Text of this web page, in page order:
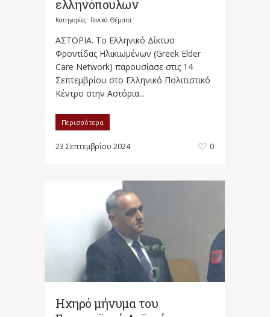
ελληνόπουλων
Κατηγορίες: Γενικά Θέματα
ΑΣΤΟΡΙΑ. Το Ελληνικό Δίκτυο
Φροντίδας Ηλικιωμένων (Greek Elder
Care Network) παρουσίασε στις 14
Σεπτεμβρίου στο Ελληνικό Πολιτιστικό
Κέντρο στην Αστόρια...
Περισσότερα
23 Σεπτεμβρίου 2024 0
Ηχηρό μήνυμα του